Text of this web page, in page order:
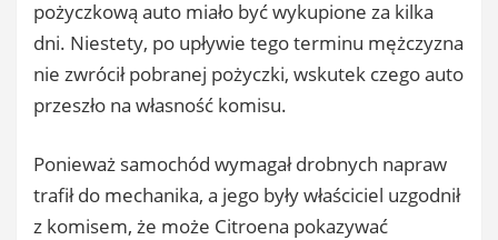
pożyczkową auto miało być wykupione za kilka
dni. Niestety, po upływie tego terminu mężczyzna
nie zwrócił pobranej pożyczki, wskutek czego auto
przeszło na własność komisu.
Ponieważ samochód wymagał drobnych napraw
trafił do mechanika, a jego były właściciel uzgodnił
z komisem, że może Citroena pokazywać